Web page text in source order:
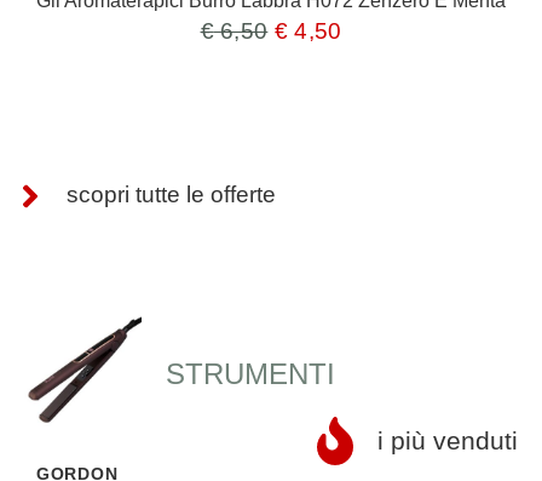
€6,50 €4,50
scopri tutte le offerte
STRUMENTI
i più venduti
GORDON